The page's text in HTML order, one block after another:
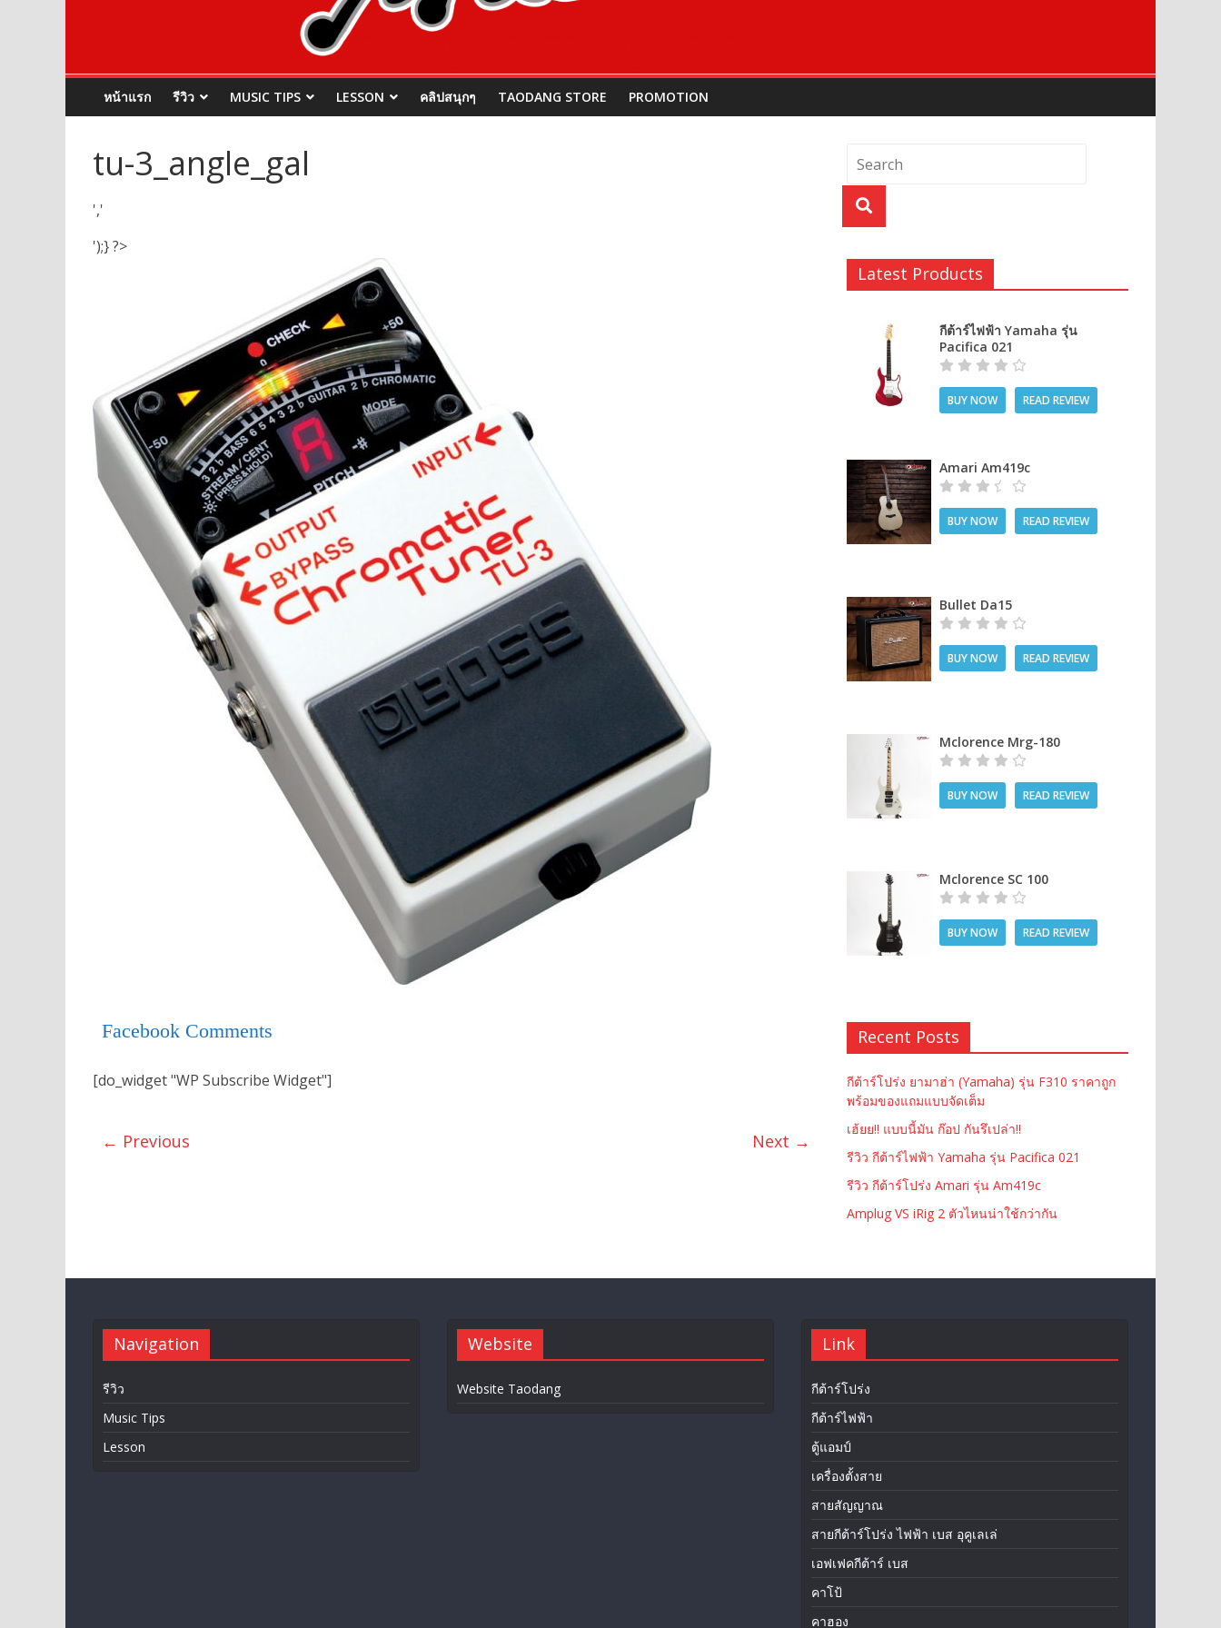
หน้าแรก รีวิว MUSIC TIPS LESSON คลิปสนุกๆ TAODANG STORE PROMOTION
tu-3_angle_gal
','
');} ?>
Facebook Comments
[do_widget "WP Subscribe Widget"]
← Previous Next →
Latest Products
กีต้าร์ไฟฟ้า Yamaha รุ่น
Pacifica 021
BUY NOW READ REVIEW
Amari Am419c
BUY NOW READ REVIEW
Bullet Da15
BUY NOW READ REVIEW
Mclorence Mrg-180
BUY NOW READ REVIEW
Mclorence SC 100
BUY NOW READ REVIEW
Recent Posts
กีต้าร์โปร่ง ยามาฮ่า (Yamaha) รุ่น F310 ราคาถูก
พร้อมของแถมแบบจัดเต็ม
เฮ้ยย!! แบบนี้มัน ก๊อป กันรึเปล่า!!
รีวิว กีต้าร์ไฟฟ้า Yamaha รุ่น Pacifica 021
รีวิว กีต้าร์โปร่ง Amari รุ่น Am419c
Amplug VS iRig 2 ตัวไหนน่าใช้กว่ากัน
Navigation
รีวิว
Music Tips
Lesson
Website
Website Taodang
Link
กีต้าร์โปร่ง
กีต้าร์ไฟฟ้า
ตู้แอมป์
เครื่องตั้งสาย
สายสัญญาณ
สายกีต้าร์โปร่ง ไฟฟ้า เบส อุคูเลเล่
เอฟเฟคกีต้าร์ เบส
คาโป้
คาฮอง